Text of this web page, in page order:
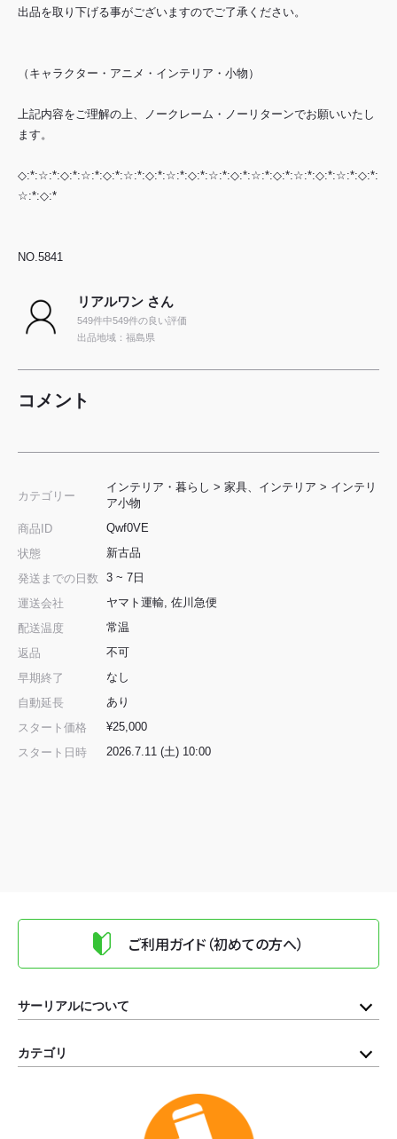
出品を取り下げる事がございますのでご了承ください。
（キャラクター・アニメ・インテリア・小物）
上記内容をご理解の上、ノークレーム・ノーリターンでお願いいたし
ます。
◇:*:☆:*:◇:*:☆:*:◇:*:☆:*:◇:*:☆:*:◇:*:☆:*:◇:*:☆:*:◇:*:☆:*:◇:*:☆:*:◇:*:
☆:*:◇:*
NO.5841
リアルワン さん
549件中549件の良い評価
出品地域：福島県
コメント
カテゴリー
インテリア・暮らし > 家具、インテリア > インテリ
ア小物
商品ID
Qwf0VE
状態
新古品
発送までの日数
3 ~ 7日
運送会社
ヤマト運輸, 佐川急便
配送温度
常温
返品
不可
早期終了
なし
自動延長
あり
スタート価格
¥25,000
スタート日時
2026.7.11 (土) 10:00
ご利用ガイド（初めての方へ）
サーリアルについて
カテゴリ